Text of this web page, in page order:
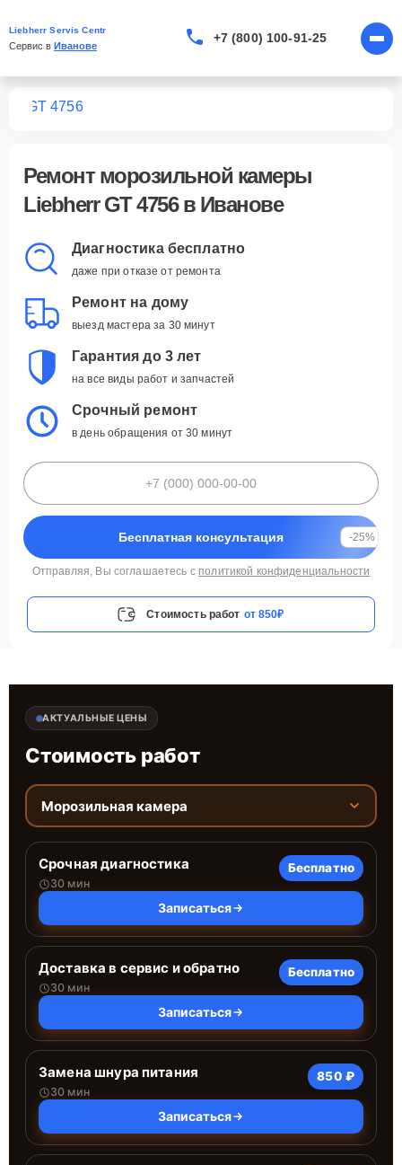
Liebherr Servis Centr
Сервис в Иванове
+7 (800) 100-91-25
GT 4756
Ремонт морозильной камеры
Liebherr GT 4756в Иванове
Диагностика бесплатно
даже при отказе от ремонта
Ремонт на дому
выезд мастера за 30 минут
Гарантия до 3 лет
на все виды работ и запчастей
Срочный ремонт
в день обращения от 30 минут
Бесплатная консультация -25%
Отправляя, Вы соглашаетесь с политикой конфиденциальности
Стоимость работ от 850₽
АКТУАЛЬНЫЕ ЦЕНЫ
Стоимость работ
Морозильная камера
Срочная диагностика
30 мин
Бесплатно
Записаться
Доставка в сервис и обратно
30 мин
Бесплатно
Записаться
Замена шнура питания
30 мин
850 ₽
Записаться